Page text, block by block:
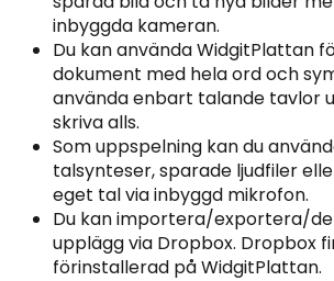
inbyggda kameran.
Du kan använda WidgitPlattan
dokument med hela ord och
använda enbart talande tavlor
skriva alls.
Som uppspelning kan du
talsynteser, sparade ljudfiler
eget tal via inbyggd mikrofon.
Du kan importera/exportera/
upplägg via Dropbox. Dropbox
förinstallerad på WidgitPlattan.